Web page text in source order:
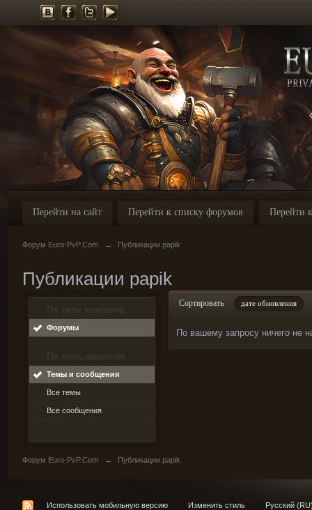
Перейти на сайт Перейти к списку форумов Перейти
Форум Euro-PvP.Com → Публикации papik
Публикации papik
По типу контента
Форумы
По пользователю
Темы и сообщения
Все темы
Все сообщения
Сортировать дате обновления
По вашему запросу ничего не
Форум Euro-PvP.Com → Публикации papik
Использовать мобильную версию Изменить стиль Русский